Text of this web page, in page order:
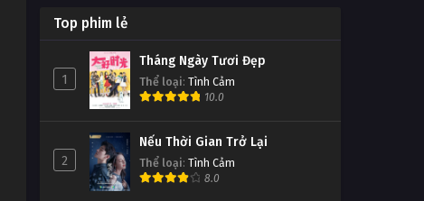
Top phim lẻ
1
Tháng Ngày Tươi Đẹp
Thể loại: Tình Cảm
10.0
2
Nếu Thời Gian Trở Lại
Thể loại: Tình Cảm
8.0